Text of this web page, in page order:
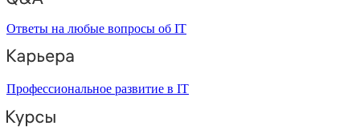
Ответы на любые вопросы об IT
Профессиональное развитие в IT